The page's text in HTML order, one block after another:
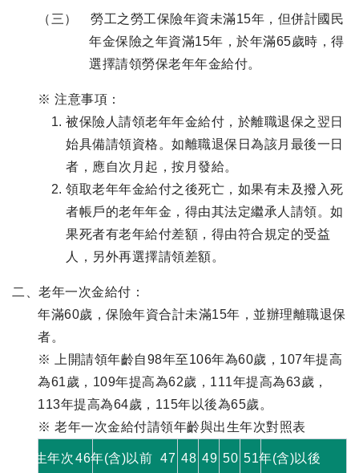
（三） 勞工之勞工保險年資未滿15年，但併計國民
年金保險之年資滿15年，於年滿65歲時，得
選擇請領勞保老年年金給付。
※ 注意事項：
被保險人請領老年年金給付，於離職退保之翌日
始具備請領資格。如離職退保日為該月最後一日
者，應自次月起，按月發給。
領取老年年金給付之後死亡，如果有未及撥入死
者帳戶的老年年金，得由其法定繼承人請領。如
果死者有老年給付差額，得由符合規定的受益
人，另外再選擇請領差額。
二、老年一次金給付：
年滿60歲，保險年資合計未滿15年，並辦理離職退保
者。
※ 上開請領年齡自98年至106年為60歲，107年提高
為61歲，109年提高為62歲，111年提高為63歲，
113年提高為64歲，115年以後為65歲。
※ 老年一次金給付請領年齡與出生年次對照表
出生年次46年(含)以前 47 48 49 50 51年(含)以後